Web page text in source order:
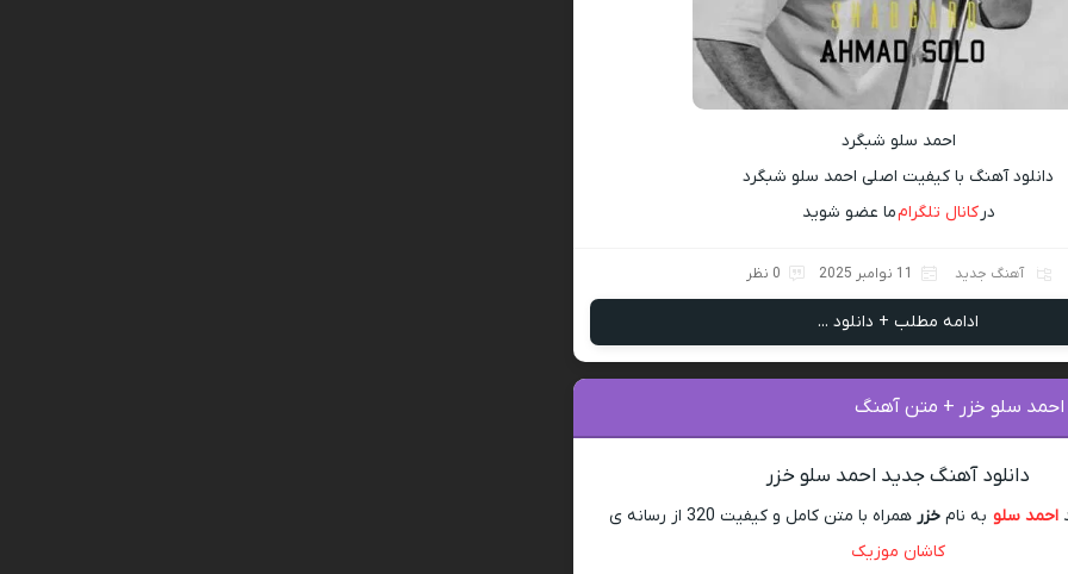
احمد سلو شبگرد
دانلود آهنگ با کیفیت اصلی احمد سلو شبگرد
درکانال تلگرامما عضو شوید
آهنگ جدید 11 نوامبر 2025 0 نظر
ادامه مطلب + دانلود ...
احمد سلو خزر + متن آهنگ
دانلود آهنگ جدید احمد سلو خزر
احمد سلو به نامخزر همراه با متن کامل و کیفیت 320 از رسانه ی
کاشان موزیک